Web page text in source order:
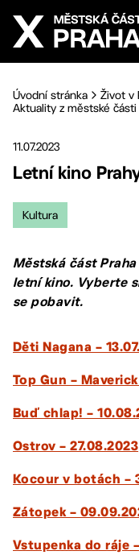
Přejít na hlavní
Úvodní stránka Život v
Aktuality z městské části
11.07.2023
Letní kino
Kultura
Městská část
letní kino. Vyberte
se pobavit.
Děti Nagana –
Top Gun – Maverick
Buď chlap! –
Ostrov – 27.08.2023
Kocour v botách –
Zátopek –
Vstupenka do ráje